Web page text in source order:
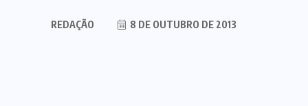
REDAÇÃO 8 DE OUTUBRO DE 2013